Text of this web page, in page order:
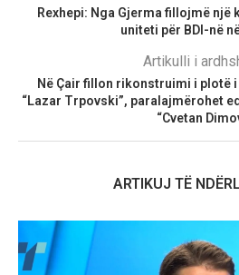
Rexhepi: Nga Gjerma fillojmë
uniteti për BDI-në
Artikulli i
Në Çair fillon rikonstruimi i plotë
“Lazar Trpovski”, paralajmërohet
“Cvetan
ARTIKUJ TË